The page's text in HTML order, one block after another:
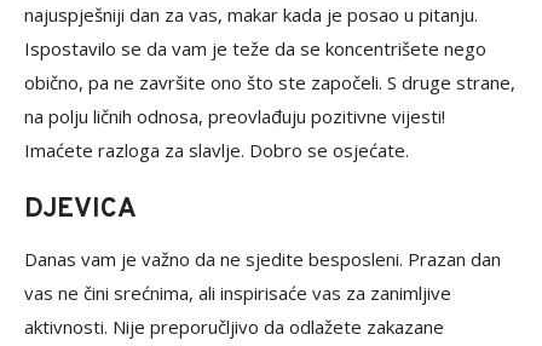
najuspješniji dan za vas, makar kada je posao u pitanju.
Ispostavilo se da vam je teže da se koncentrišete nego
obično, pa ne završite ono što ste započeli. S druge strane,
na polju ličnih odnosa, preovlađuju pozitivne vijesti!
Imaćete razloga za slavlje. Dobro se osjećate.
DJEVICA
Danas vam je važno da ne sjedite besposleni. Prazan dan
vas ne čini srećnima, ali inspirisaće vas za zanimljive
aktivnosti. Nije preporučljivo da odlažete zakazane